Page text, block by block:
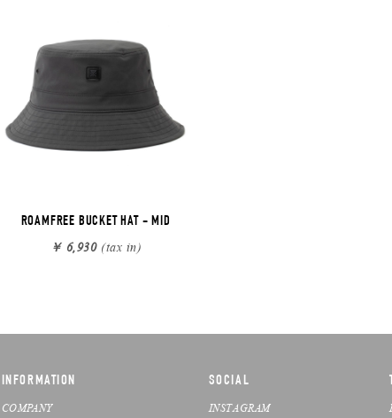
ROAMFREE BUCKET HAT - MID
￥ 6,930(tax in)
INFORMATION
COMPANY
SOCIAL
INSTAGRAM